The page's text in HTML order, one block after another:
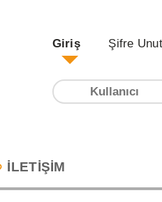
Giriş
Şifre
İLETİŞİM